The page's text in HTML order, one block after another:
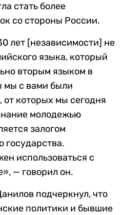
стать более
со стороны России.
лет [независимости] не
языка, который
вторым языком в
мы с вами были
которых мы сегодня
молодежью
залогом
государства.
использоваться с
— говорил он.
подчеркнул, что
политики и бывшие